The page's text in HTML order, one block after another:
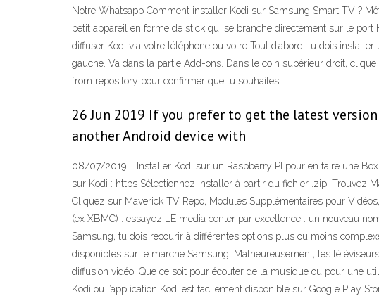
Notre Whatsapp Comment installer Kodi sur Samsung Smart TV ?
petit appareil en forme de stick qui se branche directement sur le
diffuser Kodi via votre téléphone ou votre Tout d’abord, tu dois
gauche. Va dans la partie Add-ons. Dans le coin supérieur droit,
from repository pour confirmer que tu souhaites
26 Jun 2019 If you prefer to get the latest
another Android device with
08/07/2019 · ️ Installer Kodi sur un Raspberry PI pour en faire une
sur Kodi : https Sélectionnez Installer à partir du fichier .zip. Trouvez
Cliquez sur Maverick TV Repo, Modules Supplémentaires pour
(ex XBMC) : essayez LE media center par excellence : un nouveau
Samsung, tu dois recourir à différentes options plus ou moins
disponibles sur le marché Samsung. Malheureusement, les
diffusion vidéo. Que ce soit pour écouter de la musique ou pour une
Kodi ou l’application Kodi est facilement disponible sur Google Play